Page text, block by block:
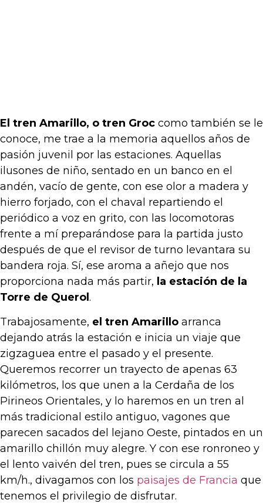
El tren Amarillo, o tren Groc como también se le
conoce, me trae a la memoria aquellos años de
pasión juvenil por las estaciones. Aquellas
ilusones de niño, sentado en un banco en el
andén, vacío de gente, con ese olor a madera y
hierro forjado, con el chaval repartiendo el
periódico a voz en grito, con las locomotoras
frente a mí preparándose para la partida justo
después de que el revisor de turno levantara su
bandera roja. Sí, ese aroma a añejo que nos
proporciona nada más partir, la estación de la
Torre de Querol .
Trabajosamente, el tren Amarillo arranca
dejando atrás la estación e inicia un viaje que
zigzaguea entre el pasado y el presente.
Queremos recorrer un trayecto de apenas 63
kilómetros, los que unen a la Cerdaña de los
Pirineos Orientales, y lo haremos en un tren al
más tradicional estilo antiguo, vagones que
parecen sacados del lejano Oeste, pintados en un
amarillo chillón muy alegre. Y con ese ronroneo y
el lento vaivén del tren, pues se circula a 55
km/h., divagamos con los paisajes de Francia que
tenemos el privilegio de disfrutar.